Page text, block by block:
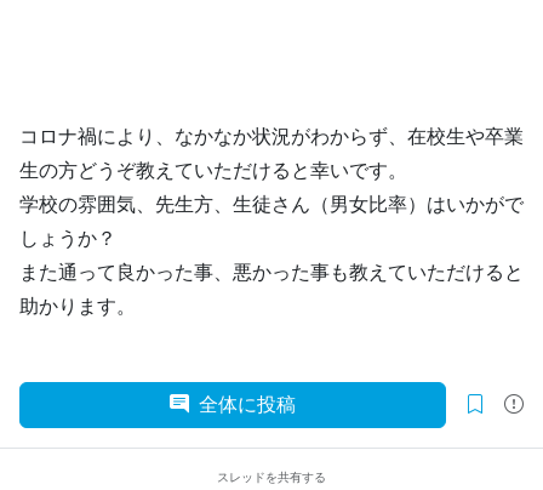
コロナ禍により、なかなか状況がわからず、在校生や卒業
生の方どうぞ教えていただけると幸いです。
学校の雰囲気、先生方、生徒さん（男女比率）はいかがで
しょうか？
また通って良かった事、悪かった事も教えていただけると
助かります。
全体に投稿
スレッドを共有する